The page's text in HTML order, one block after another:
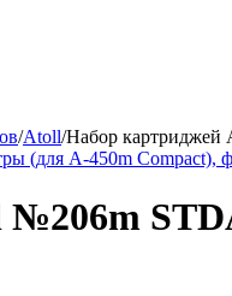
/Atoll/Набор картриджей